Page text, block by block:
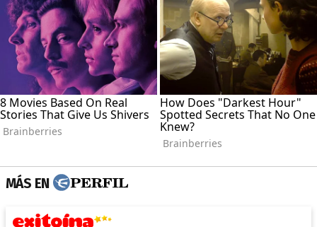
MÁS EN